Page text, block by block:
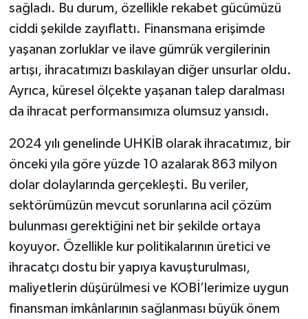
sağladı. Bu durum, özellikle rekabet gücümüzü
ciddi şekilde zayıflattı. Finansmana erişimde
yaşanan zorluklar ve ilave gümrük vergilerinin
artışı, ihracatımızı baskılayan diğer unsurlar oldu.
Ayrıca, küresel ölçekte yaşanan talep daralması
da ihracat performansımıza olumsuz yansıdı.
2024 yılı genelinde UHKİB olarak ihracatımız, bir
önceki yıla göre yüzde 10 azalarak 863 milyon
dolar dolaylarında gerçekleşti. Bu veriler,
sektörümüzün mevcut sorunlarına acil çözüm
bulunması gerektiğini net bir şekilde ortaya
koyuyor. Özellikle kur politikalarının üretici ve
ihracatçı dostu bir yapıya kavuşturulması,
maliyetlerin düşürülmesi ve KOBİ’lerimize uygun
finansman imkânlarının sağlanması büyük önem